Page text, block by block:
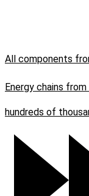
All components
Energy chains
hundreds of